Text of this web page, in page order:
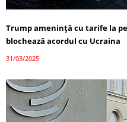
Trump amenință cu tarife la
blochează acordul cu Ucraina
31/03/2025